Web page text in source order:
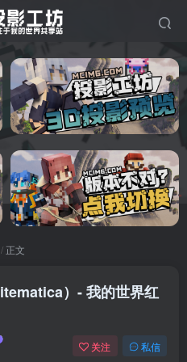
正文
）- 我的世界红
关注 私信